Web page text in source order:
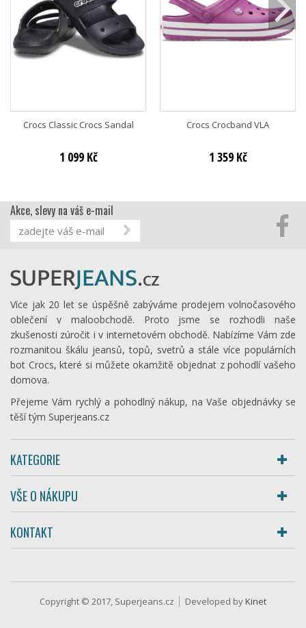
Crocs Classic Crocs Sandal
1 099 Kč
Crocs Crocband VLA
1 359 Kč
Akce, slevy na váš e-mail
Více jak 20 let se úspěšně zabýváme prodejem volnočasového
oblečení v maloobchodě. Proto jsme se rozhodli naše
zkušenosti zúročit i v internetovém obchodě. Nabízíme Vám zde
rozmanitou škálu jeansů, topů, svetrů a stále více populárních
bot Crocs, které si můžete okamžitě objednat z pohodlí vašeho
domova.
Přejeme Vám rychlý a pohodlný nákup, na Vaše objednávky se
těší tým Superjeans.cz
KATEGORIE
VŠE O NÁKUPU
KONTAKT
Copyright © 2017, Superjeans.cz Developed by Kinet